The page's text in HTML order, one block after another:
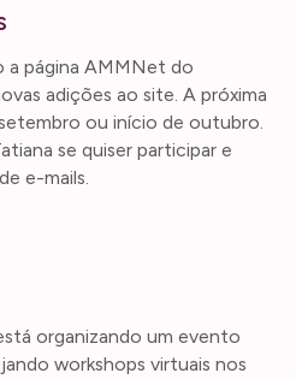
a página AMMNet do
adições ao site. A próxima
ou início de outubro.
se quiser participar e
e-mails.
organizando um evento
workshops virtuais nos